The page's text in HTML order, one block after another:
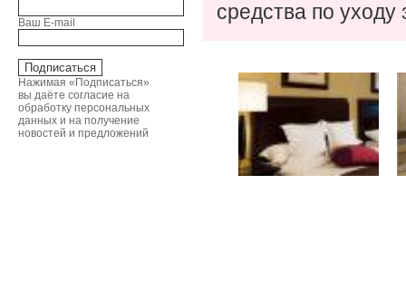
Ваш E-mail
Нажимая «Подписаться»
вы даёте согласие на
обработку персональных
данных и на получение
новостей и предложений
средства по